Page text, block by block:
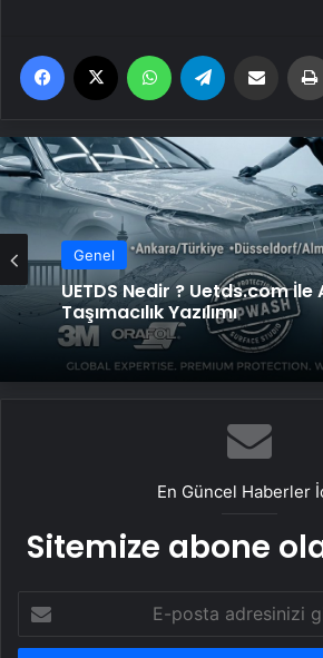
Facebook WhatsApp Email'den paylaş
Genel
UETDS Nedir ? Uetds.com İle
Taşımacılık Yazılımı
En Güncel Haberler
Sitemize abone
posta
adresinizi